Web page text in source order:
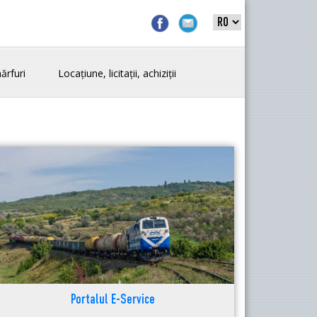
Locațiune, licitații, achiziții
Portalul E-Service